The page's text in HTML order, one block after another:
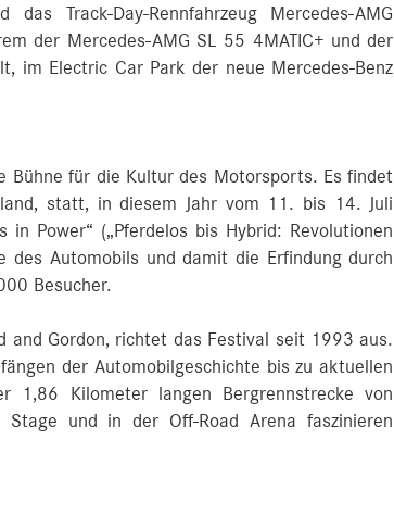
Track-Day-Rennfahrzeug Mercedes-AMG
der Mercedes-AMG SL 55 4MATIC+ und der
im Electric Car Park der neue Mercedes-Benz
Bühne für die Kultur des Motorsports. Es findet
statt, in diesem Jahr vom 11. bis 14. Juli
Power“ („Pferdelos bis Hybrid: Revolutionen
des Automobils und damit die Erfindung durch
Besucher.
and Gordon, richtet das Festival seit 1993 aus.
der Automobilgeschichte bis zu aktuellen
1,86 Kilometer langen Bergrennstrecke von
und in der Off-Road Arena faszinieren